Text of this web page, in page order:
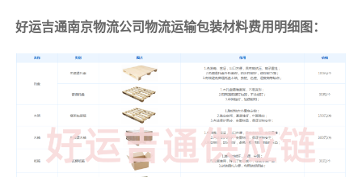
好运吉通南京物流公司物流运输包装材料费用明细图：